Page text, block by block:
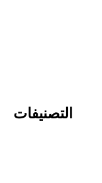
التصنيفات